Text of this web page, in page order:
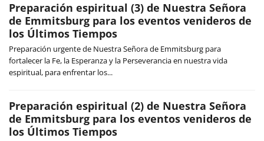
Preparación espiritual (3) de Nuestra Señora
de Emmitsburg para los eventos venideros de
los Últimos Tiempos
Preparación urgente de Nuestra Señora de Emmitsburg para
fortalecer la Fe, la Esperanza y la Perseverancia en nuestra vida
espiritual, para enfrentar los...
Preparación espiritual (2) de Nuestra Señora
de Emmitsburg para los eventos venideros de
los Últimos Tiempos